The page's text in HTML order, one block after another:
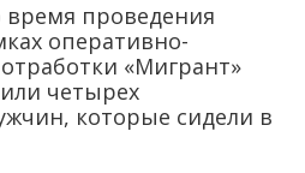
время проведения
оперативно-
«Мигрант»
четырех
которые сидели в